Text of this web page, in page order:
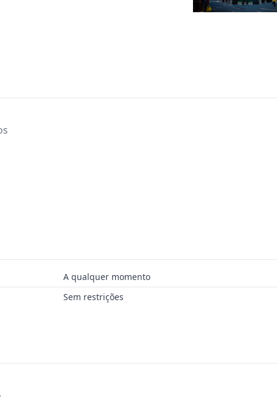
A qualquer momento
Sem restrições